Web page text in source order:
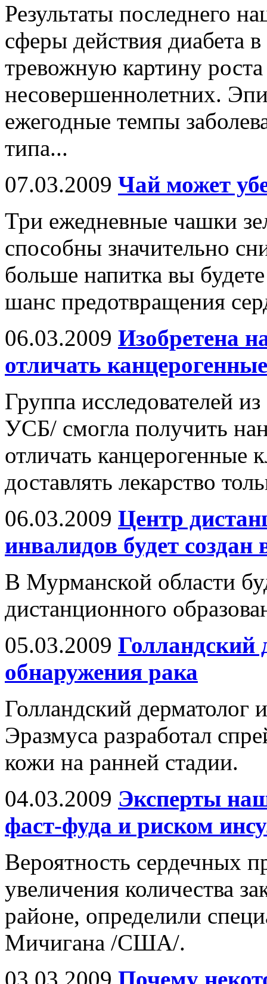
Результаты последнего
сферы действия диабета
тревожную картину роста
несовершеннолетних.
ежегодные темпы
типа...
07.03.2009 Чай может
Три ежедневные чашки
способны значительно
больше напитка вы
шанс предотвращения
06.03.2009 Изобретена
отличать
Группа исследователей
УСБ/ смогла получить
отличать канцерогенные
доставлять лекарство
06.03.2009 Центр
инвалидов будет
В Мурманской области
дистанционного
05.03.2009 Голландский
обнаружения рака
Голландский дерматолог
Эразмуса разработал
кожи на ранней стадии.
04.03.2009 Эксперты
фаст-фуда и риском
Вероятность сердечных
увеличения количества
районе, определили
Мичигана /США/.